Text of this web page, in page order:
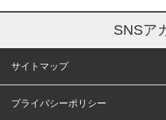
SNSア
サイトマップ
プライバシーポリシー